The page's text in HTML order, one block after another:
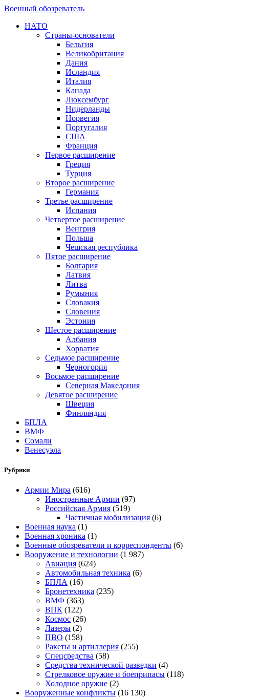
Военный обозреватель
НАТО
Страны-основатели
Бельгия
Великобритания
Дания
Исландия
Италия
Канада
Люксембург
Нидерланды
Норвегия
Португалия
США
Франция
Первое расширение
Греция
Турция
Второе расширение
Германия
Третье расширение
Испания
Четвертое расширение
Венгрия
Польша
Чешская республика
Пятое расширение
Болгария
Латвия
Литва
Румыния
Словакия
Словения
Эстония
Шестое расширение
Албания
Хорватия
Седьмое расширение
Черногория
Восьмое расширение
Северная Македония
Девятое расширение
Швеция
Финляндия
БПЛА
ВМФ
Сомали
Венесуэла
Рубрики
Армии Мира (616)
Иностранные Армии (97)
Российская Армия (519)
Частичная мобилизация (6)
Военная наука (1)
Военная хроника (1)
Военные обозреватели и корреспонденты (6)
Вооружение и технологии (1 987)
Авиация (624)
Автомобильная техника (6)
БПЛА (16)
Бронетехника (235)
ВМФ (363)
ВПК (122)
Космос (26)
Лазеры (2)
ПВО (158)
Ракеты и артиллерия (255)
Спецсредства (58)
Средства технической разведки (4)
Стрелковое оружие и боеприпасы (118)
Холодное оружие (2)
Вооруженные конфликты (16 130)